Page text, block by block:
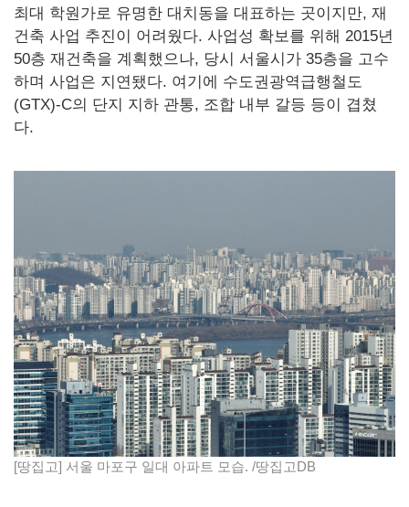
최대 학원가로 유명한 대치동을 대표하는 곳이지만, 재
건축 사업 추진이 어려웠다. 사업성 확보를 위해 2015년
50층 재건축을 계획했으나, 당시 서울시가 35층을 고수
하며 사업은 지연됐다. 여기에 수도권광역급행철도
(GTX)-C의 단지 지하 관통, 조합 내부 갈등 등이 겹쳤
다.
[땅집고] 서울 마포구 일대 아파트 모습. /땅집고DB